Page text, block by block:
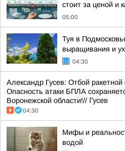
стоит за ценой и
05:00
Туя в
выращивания и
04:30
Александр Гусев: Отбой ракетной
Опасность атаки БПЛА
Воронежской области!// Гусев
04:30
Мифы и
водой